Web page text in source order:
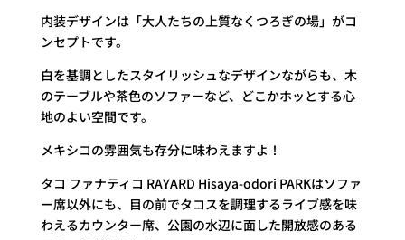
内装デザインは「大人たちの上質なくつろぎの場」がコ
ンセプトです。
白を基調としたスタイリッシュなデザインながらも、木
のテーブルや茶色のソファーなど、どこかホッとする心
地のよい空間です。
メキシコの雰囲気も存分に味わえますよ！
タコ ファナティコ RAYARD Hisaya-odori PARKはソファ
ー席以外にも、目の前でタコスを調理するライブ感を味
わえるカウンター席、公園の水辺に面した開放感のある